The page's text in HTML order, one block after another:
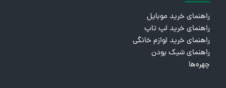
راهنمای خرید موبایل
راهنمای خرید لپ تاپ
راهنمای خرید لوازم خانگی
راهنمای شیک بودن
چهره‌ها